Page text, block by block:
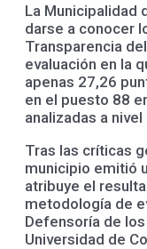
La Municipalidad
darse a conocer
Transparencia
evaluación en la
apenas 27,26
en el puesto 88
analizadas a nivel
Tras las críticas
municipio emitió
atribuye el
metodología de
Defensoría de
Universidad de